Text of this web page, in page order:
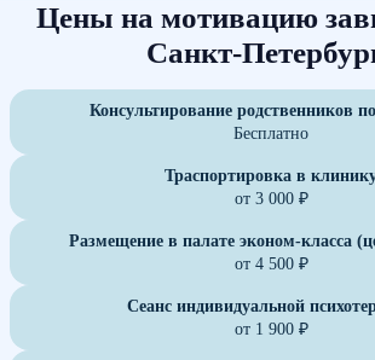
Цены на мотивацию
Санкт-
Консультирование родственников
Бесплатно
Траспортировка в
от 3 000 ₽
Размещение в палате эконом-класса
от 4 500 ₽
Сеанс индивидуальной
от 1 900 ₽